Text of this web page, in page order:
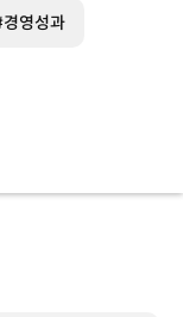
영성과